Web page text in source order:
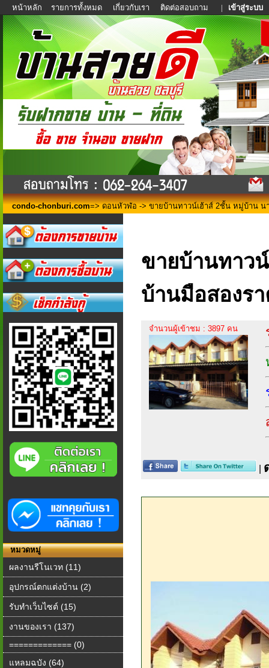
หน้าหลัก รายการทั้งหมด เกี่ยวกับเรา ติดต่อสอบถาม | เข้าสู่ระบบ
condo-chonburi.com=> ดอนหัวฬ่อ -> ขายบ้าน​ทาวน์​เฮ้าส์ ​2​ชั้น หมู่บ้าน น
หมวดหมู่
ผลงานรีโนเวท (11)
อุปกรณ์ตกแต่งบ้าน (2)
รับทำเว็บไซต์ (15)
งานของเรา (137)
============= (0)
แหลมฉบัง (64)
ขายบ้าน​ทาว
บ้านมือสองร
จำนวนผู้เข้าชม : 3897 คน